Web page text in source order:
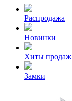
Распродажа
Новинки
Хиты продаж
Замки